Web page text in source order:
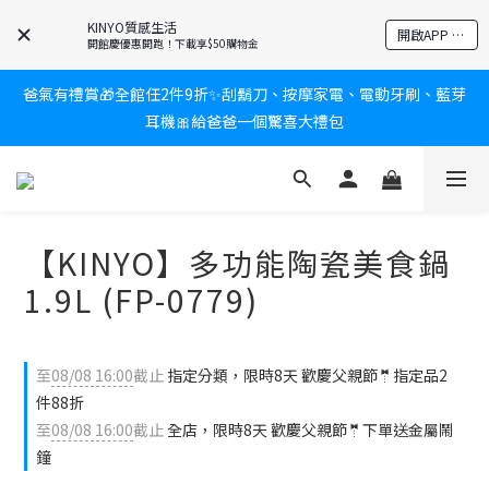
KINYO質感生活
開館慶優惠開跑！下載享$50購物金 開啟APP 享隱藏優惠
新會員送$100購物金✨再享消費回饋無極限
新會員送$100購物金✨再享消費回饋無極限
爸氣有禮賞🎁全館任2件9折✨刮鬍刀、按摩家電、電動牙刷、藍芽
耳機🎀給爸爸一個驚喜大禮包
炎熱夏日救星☀️秒凍扇登場💙半導體製冷 x 微米級冰霧，一秒開
新會員送$100購物金✨再享消費回饋無極限
【KINYO】多功能陶瓷美食鍋
1.9L (FP-0779)
至08/08 16:00截止 指定分類，限時8天 歡慶父親節🤵指定品2
件88折
至08/08 16:00截止全店，限時8天 歡慶父親節🤵下單送金屬鬧
鐘